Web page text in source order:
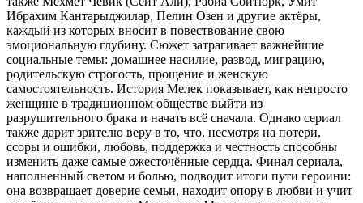
Ибрахим Кантарыджилар, Пелин Озен и другие актёры,
каждый из которых вносит в повествование свою
эмоциональную глубину. Сюжет затрагивает важнейшие
социальные темы: домашнее насилие, развод, миграцию,
родительскую строгость, прощение и женскую
самостоятельность. История Мелек показывает, как непросто
женщине в традиционном обществе выйти из
разрушительного брака и начать всё сначала. Однако сериал
также дарит зрителю веру в то, что, несмотря на потери,
ссоры и ошибки, любовь, поддержка и честность способны
изменить даже самые ожесточённые сердца. Финал сериала,
наполненный светом и болью, подводит итоги пути героини:
она возвращает доверие семьи, находит опору в любви и учит